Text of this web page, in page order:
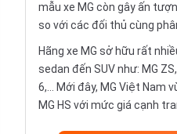
mẫu xe MG còn gây ấn
so với các đối thủ cùng
Hãng xe MG sở hữu rất
sedan đến SUV như: MG
6,… Mới đây, MG Việt Nam
MG HS với mức giá cạnh